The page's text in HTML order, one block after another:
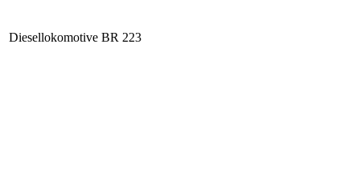
Diesellokomotive BR 223